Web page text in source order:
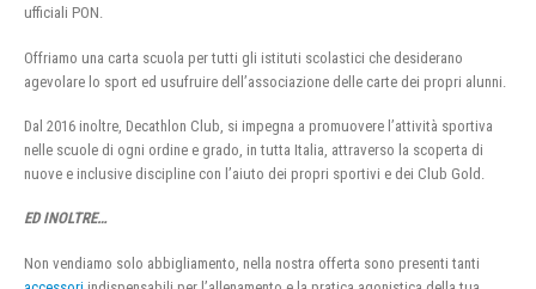
ufficiali PON.
Offriamo una carta scuola per tutti gli istituti scolastici che desiderano
agevolare lo sport ed usufruire dell’associazione delle carte dei propri alunni.
Dal 2016 inoltre, Decathlon Club, si impegna a promuovere l’attività sportiva
nelle scuole di ogni ordine e grado, in tutta Italia, attraverso la scoperta di
nuove e inclusive discipline con l’aiuto dei propri sportivi e dei Club Gold.
ED INOLTRE…
Non vendiamo solo abbigliamento, nella nostra offerta sono presenti tanti